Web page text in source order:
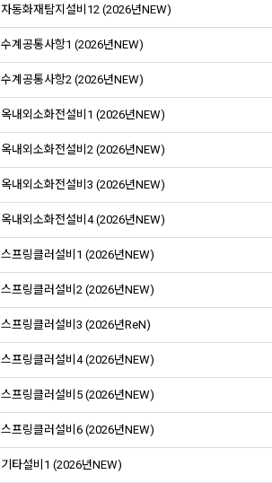
자동화재탐지설비12 (2026년NEW)
수계공통사항1 (2026년NEW)
수계공통사항2 (2026년NEW)
옥내외소화전설비1 (2026년NEW)
옥내외소화전설비2 (2026년NEW)
옥내외소화전설비3 (2026년NEW)
옥내외소화전설비4 (2026년NEW)
스프링클러설비1 (2026년NEW)
스프링클러설비2 (2026년NEW)
스프링클러설비3 (2026년ReN)
스프링클러설비4 (2026년NEW)
스프링클러설비5 (2026년NEW)
스프링클러설비6 (2026년NEW)
기타설비1 (2026년NEW)